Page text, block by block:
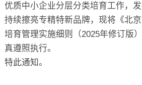
优质中小企业分层分类培育工作，发
持续擦亮专精特新品牌，现将《北
培育管理实施细则（2025年修订版
真遵照执行。
特此通知。